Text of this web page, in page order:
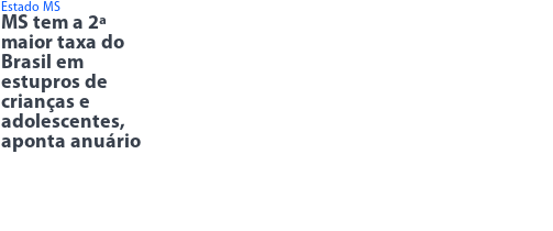
Estado MS
MS tem a 2ª
maior taxa do
Brasil em
estupros de
crianças e
adolescentes,
aponta anuário